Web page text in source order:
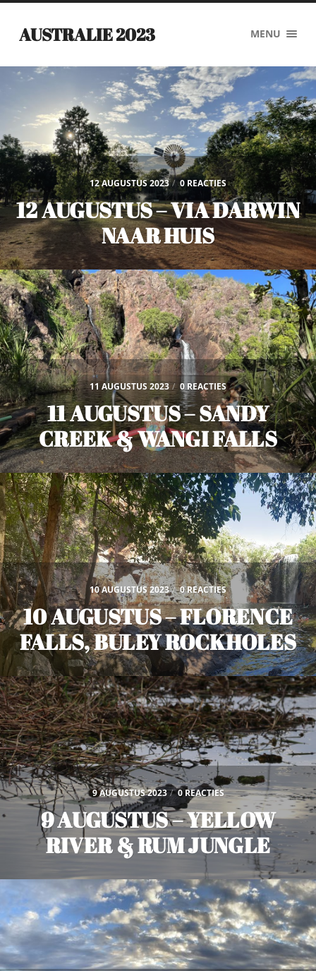
AUSTRALIE 2023 MENU
12 AUGUSTUS 2023 / 0 REACTIES
12 AUGUSTUS – VIA DARWIN
NAAR HUIS
11 AUGUSTUS 2023 / 0 REACTIES
11 AUGUSTUS – SANDY
CREEK & WANGI FALLS
10 AUGUSTUS 2023 / 0 REACTIES
10 AUGUSTUS – FLORENCE
FALLS, BULEY ROCKHOLES
9 AUGUSTUS 2023 / 0 REACTIES
9 AUGUSTUS – YELLOW
RIVER & RUM JUNGLE